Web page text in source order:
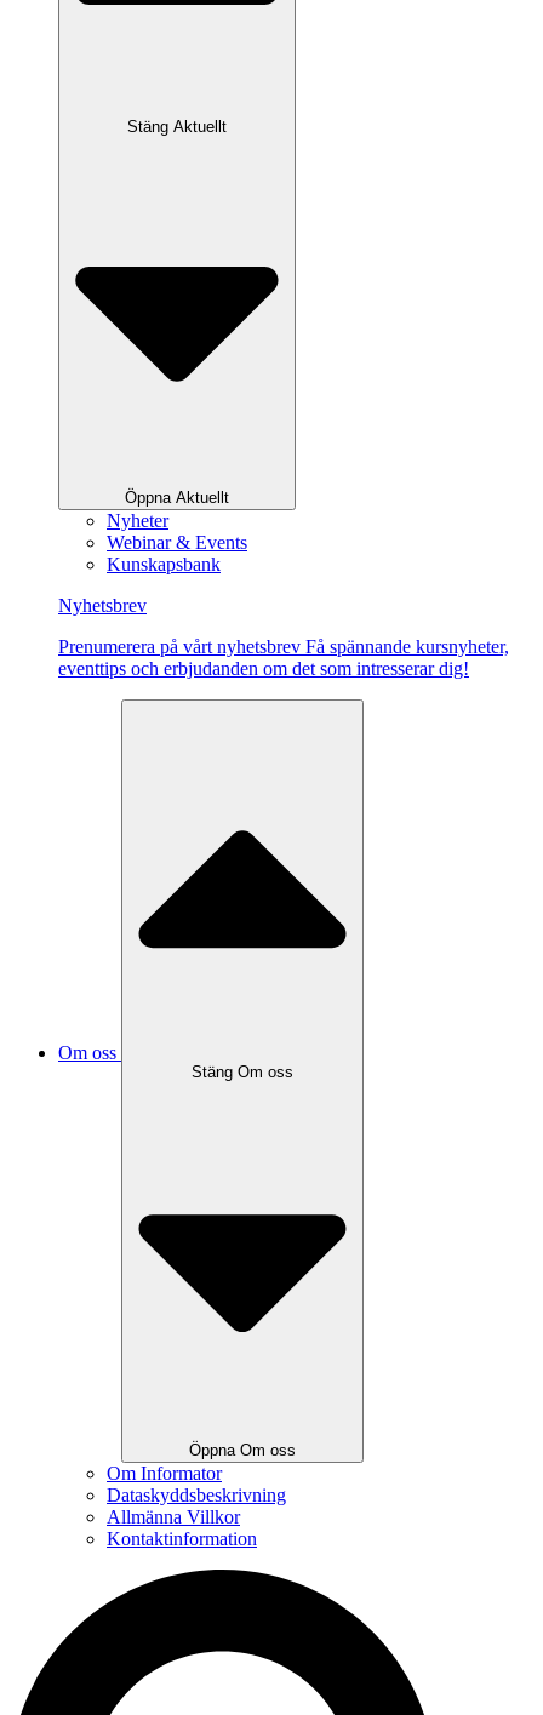
Stäng Aktuellt
Öppna Aktuellt
Nyheter
Webinar & Events
Kunskapsbank
Nyhetsbrev
Pre­nu­me­re­ra på vårt ny­hets­brev Få spännande kursnyheter,
eventtips och erbjudanden om det som intresserar dig!
Om oss
Stäng Om oss
Öppna Om oss
Om Informator
Dataskyddsbeskrivning
Allmänna Villkor
Kontaktinformation